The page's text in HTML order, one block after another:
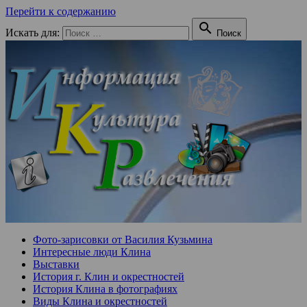
Перейти к содержанию
Искать для:
 Поиск
Фото-зарисовки от Василия Кузьмина
Интересные люди Клина
Выставки
История г. Клин и окрестностей
История Клина в фотографиях
Виды Клина и окрестностей